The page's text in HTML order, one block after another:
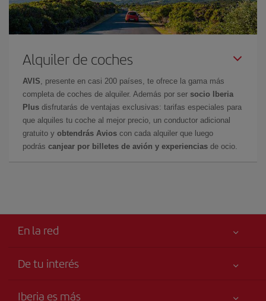
Alquiler de coches
AVIS , presente en casi 200 países, te ofrece la gama más
completa de coches de alquiler. Además por ser socio Iberia
Plus disfrutarás de ventajas exclusivas: tarifas especiales para
que alquiles tu coche al mejor precio, un conductor adicional
gratuito y obtendrás Avios con cada alquiler que luego
podrás canjear por billetes de avión y experiencias de ocio.
En la red
De tu interés
Iberia es más